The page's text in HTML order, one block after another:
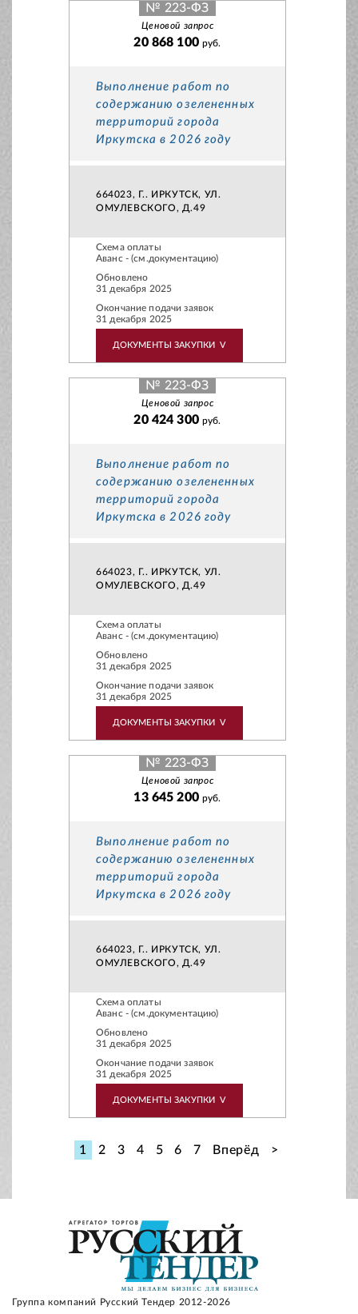
№ 223-ФЗ
Ценовой запрос
20 868 100 руб.
Выполнение работ по
содержанию озелененных
территорий города
Иркутска в 2026 году
664023, Г.. ИРКУТСК, УЛ.
ОМУЛЕВСКОГО, Д.49
Схема оплаты
Аванс - (см.документацию)
Обновлено
31 декабря 2025
Окончание подачи заявок
31 декабря 2025
ДОКУМЕНТЫ ЗАКУПКИ V
№ 223-ФЗ
Ценовой запрос
20 424 300 руб.
Выполнение работ по
содержанию озелененных
территорий города
Иркутска в 2026 году
664023, Г.. ИРКУТСК, УЛ.
ОМУЛЕВСКОГО, Д.49
Схема оплаты
Аванс - (см.документацию)
Обновлено
31 декабря 2025
Окончание подачи заявок
31 декабря 2025
ДОКУМЕНТЫ ЗАКУПКИ V
№ 223-ФЗ
Ценовой запрос
13 645 200 руб.
Выполнение работ по
содержанию озелененных
территорий города
Иркутска в 2026 году
664023, Г.. ИРКУТСК, УЛ.
ОМУЛЕВСКОГО, Д.49
Схема оплаты
Аванс - (см.документацию)
Обновлено
31 декабря 2025
Окончание подачи заявок
31 декабря 2025
ДОКУМЕНТЫ ЗАКУПКИ V
1 2 3 4 5 6 7 Вперёд >
Группа компаний Русский Тендер 2012-2026